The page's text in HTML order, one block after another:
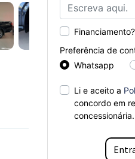
Financiamento?
Preferência de
Whatsapp
Li e aceito a
concordo em
concessionária.